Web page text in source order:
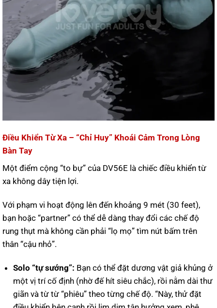
Điều Khiển Từ Xa – “Chỉ Huy” Khoái Cảm Trong Lòng
Bàn Tay
Một điểm cộng “to bự” của DV56E là chiếc điều khiển từ
xa không dây tiện lợi.
Với phạm vi hoạt động lên đến khoảng 9 mét (30 feet),
bạn hoặc “partner” có thể dễ dàng thay đổi các chế độ
rung thụt mà không cần phải “lọ mọ” tìm nút bấm trên
thân “cậu nhỏ”.
Solo “tự sướng”: Bạn có thể đặt dương vật giả khủng ở
một vị trí cố định (nhờ đế hít siêu chắc), rồi nằm dài thư
giãn và từ từ “phiêu” theo từng chế độ. “Này, thử đặt